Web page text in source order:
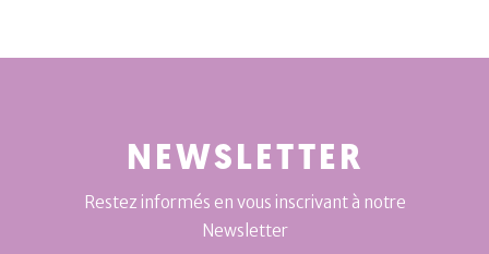
NEWSLETTER
Restez informés en vous inscrivant à notre
Newsletter